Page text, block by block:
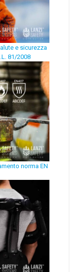
e sicurezza
81/2008
norma EN